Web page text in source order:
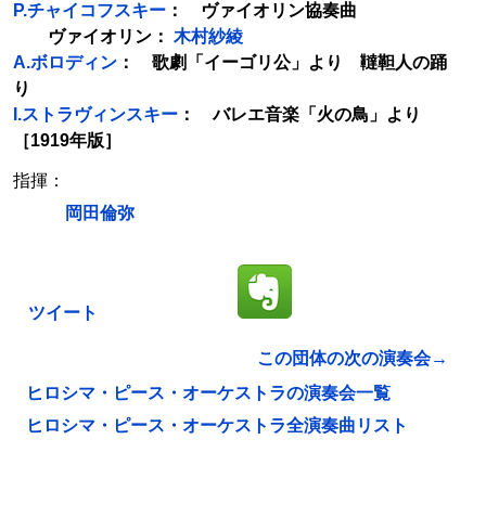
P.チャイコフスキー ： ヴァイオリン協奏曲
ヴァイオリン： 木村紗綾
A.ボロディン ： 歌劇「イーゴリ公」より 韃靼人の踊
り
I.ストラヴィンスキー ： バレエ音楽「火の鳥」より
［1919年版］
指揮：
岡田倫弥
ツイート
この団体の次の演奏会→
ヒロシマ・ピース・オーケストラの演奏会一覧
ヒロシマ・ピース・オーケストラ全演奏曲リスト